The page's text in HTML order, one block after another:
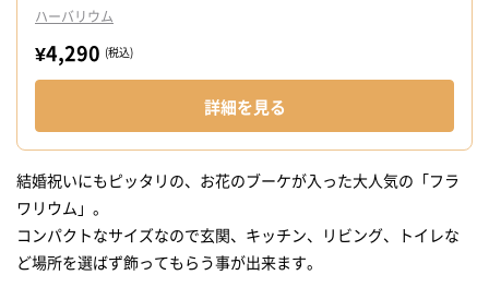
ハーバリウム
¥4,290 (税込)
詳細を見る
結婚祝いにもピッタリの、お花のブーケが入った大人気の「フラ
ワリウム」。
コンパクトなサイズなので玄関、キッチン、リビング、トイレな
ど場所を選ばず飾ってもらう事が出来ます。